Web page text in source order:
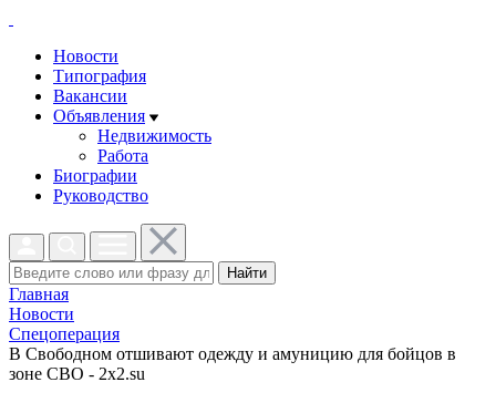
Новости
Типография
Вакансии
Объявления
Недвижимость
Работа
Биографии
Руководство
Найти
Главная
Новости
Спецоперация
В Свободном отшивают одежду и амуницию для бойцов в
зоне СВО - 2x2.su